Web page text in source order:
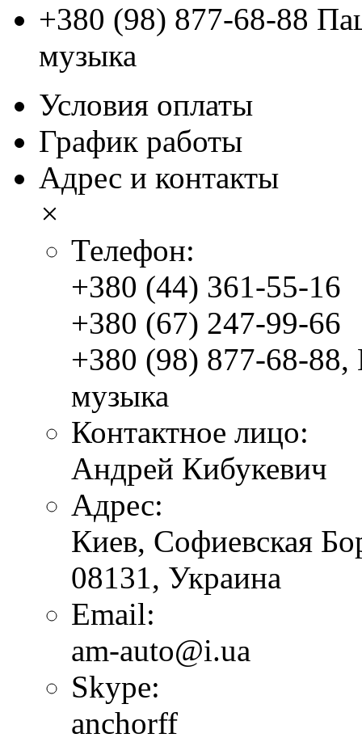
+380 (98) 877-68-88
музыка
Условия оплаты
График работы
Адрес и контакты
×
Телефон:
+380 (44) 361-55-16
+380 (67) 247-99-66
+380 (98) 877-68-88,
музыка
Контактное лицо:
Андрей Кибукевич
Адрес:
Киев, Софиевская
08131, Украина
Email:
am-auto@i.ua
Skype:
anchorff